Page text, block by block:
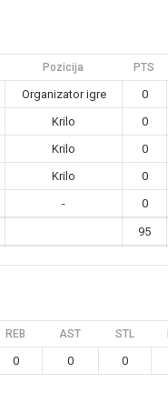
Pozicija PTS
Organizator igre 0
Krilo 0
Krilo 0
Krilo 0
- 0
95
REB AST STL
0 0 0